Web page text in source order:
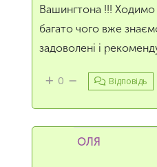
Вашингтона !!! Ходимо
багато чого вже
задоволені і
0 Відповідь
ОЛЯ